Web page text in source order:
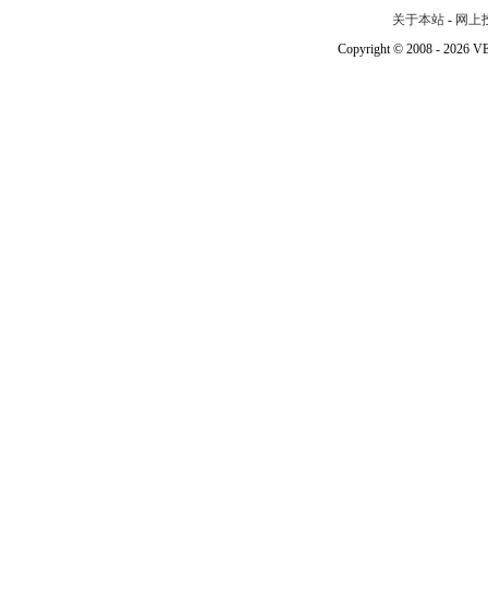
关于本站 - 网上
Copyright © 2008 - 2026